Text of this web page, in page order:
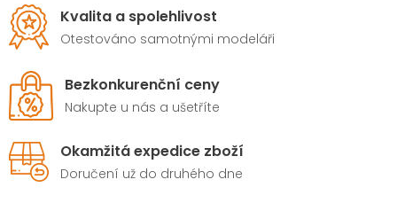
Kvalita a spolehlivost
Otestováno samotnými modeláři
Bezkonkurenční ceny
Nakupte u nás a ušetříte
Okamžitá expedice zboží
Doručení už do druhého dne